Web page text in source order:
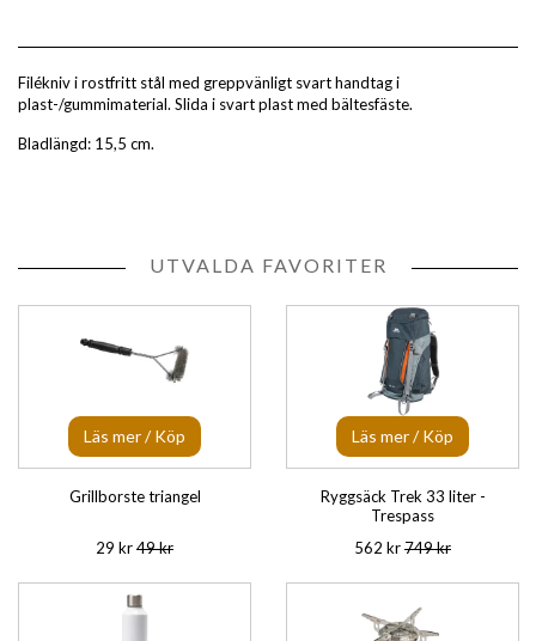
Filékniv i rostfritt stål med greppvänligt svart handtag i
plast-/gummimaterial. Slida i svart plast med bältesfäste.
Bladlängd: 15,5 cm.
UTVALDA FAVORITER
Läs mer / Köp
Grillborste triangel
29 kr49 kr
Läs mer / Köp
Ryggsäck Trek 33 liter -
Trespass
562 kr749 kr